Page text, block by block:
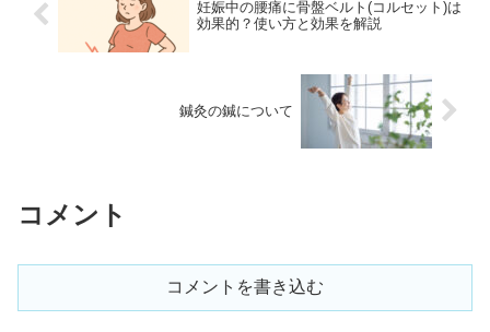
いて詳しく解説します。
妊娠中の腰痛に骨盤ベルト(コルセット)は
効果的？使い方と効果を解説
鍼灸の鍼について
コメント
コメントを書き込む